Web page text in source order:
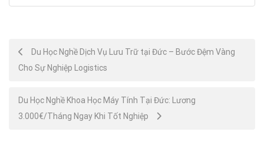
Post
navigation
Du Học Nghề Dịch Vụ Lưu Trữ tại Đức – Bước Đệm Vàng
Cho Sự Nghiệp Logistics
Du Học Nghề Khoa Học Máy Tính Tại Đức: Lương
3.000€/Tháng Ngay Khi Tốt Nghiệp